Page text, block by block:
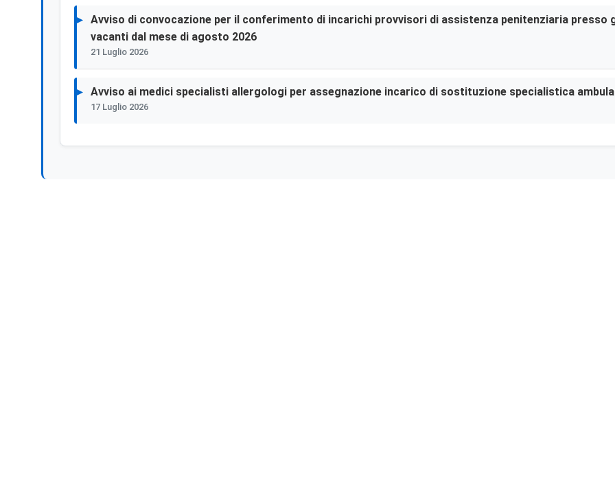
Avviso di convocazione per il conferimento di incarichi provvisori di assistenza penitenziaria
vacanti dal mese di agosto 2026
21 Luglio 2026
Avviso ai medici specialisti allergologi per assegnazione incarico di sostituzione specialistica
17 Luglio 2026